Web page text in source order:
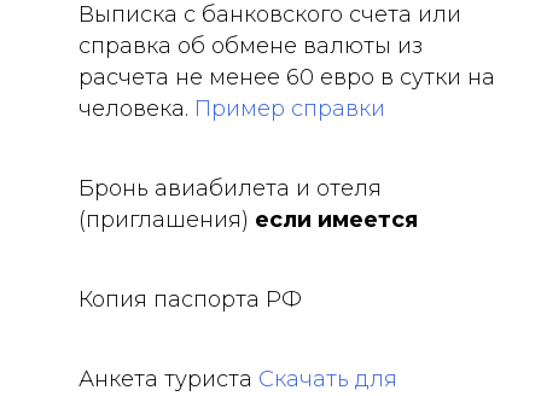
Выписка с банковского счета или
справка об обмене валюты из
расчета не менее 60 евро в сутки на
человека. Пример справки
Бронь авиабилета и отеля
(приглашения) если имеется
Копия паспорта РФ
Анкета туриста Скачать для